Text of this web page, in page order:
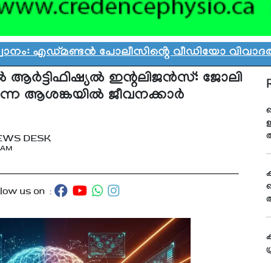
പോലീസിൻ്റെ വീഡിയോ വിവാദത്തിൽ|
ആർട്ടിഫിഷ്യൽ ഇന്റലിജൻസ്: ജോലി
ആശങ്കയിൽ ജീവനക്കാർ
DESK
us on :